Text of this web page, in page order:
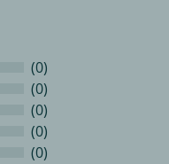
(0)
(0)
(0)
(0)
(0)